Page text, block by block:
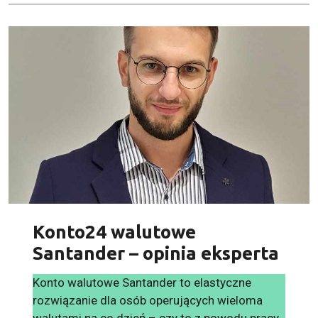
Konto24 walutowe
Santander – opinia eksperta
Konto walutowe Santander to elastyczne
rozwiązanie dla osób operujących wieloma